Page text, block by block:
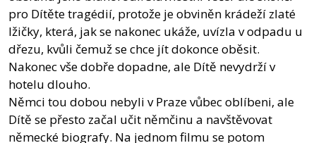
pro Dítěte tragédií, protože je obviněn krádeží zlaté
lžičky, která, jak se nakonec ukáže, uvízla v odpadu u
dřezu, kvůli čemuž se chce jít dokonce oběsit.
Nakonec vše dobře dopadne, ale Dítě nevydrží v
hotelu dlouho.
Němci tou dobou nebyli v Praze vůbec oblíbeni, ale
Dítě se přesto začal učit němčinu a navštěvovat
německé biografy. Na jednom filmu se potom